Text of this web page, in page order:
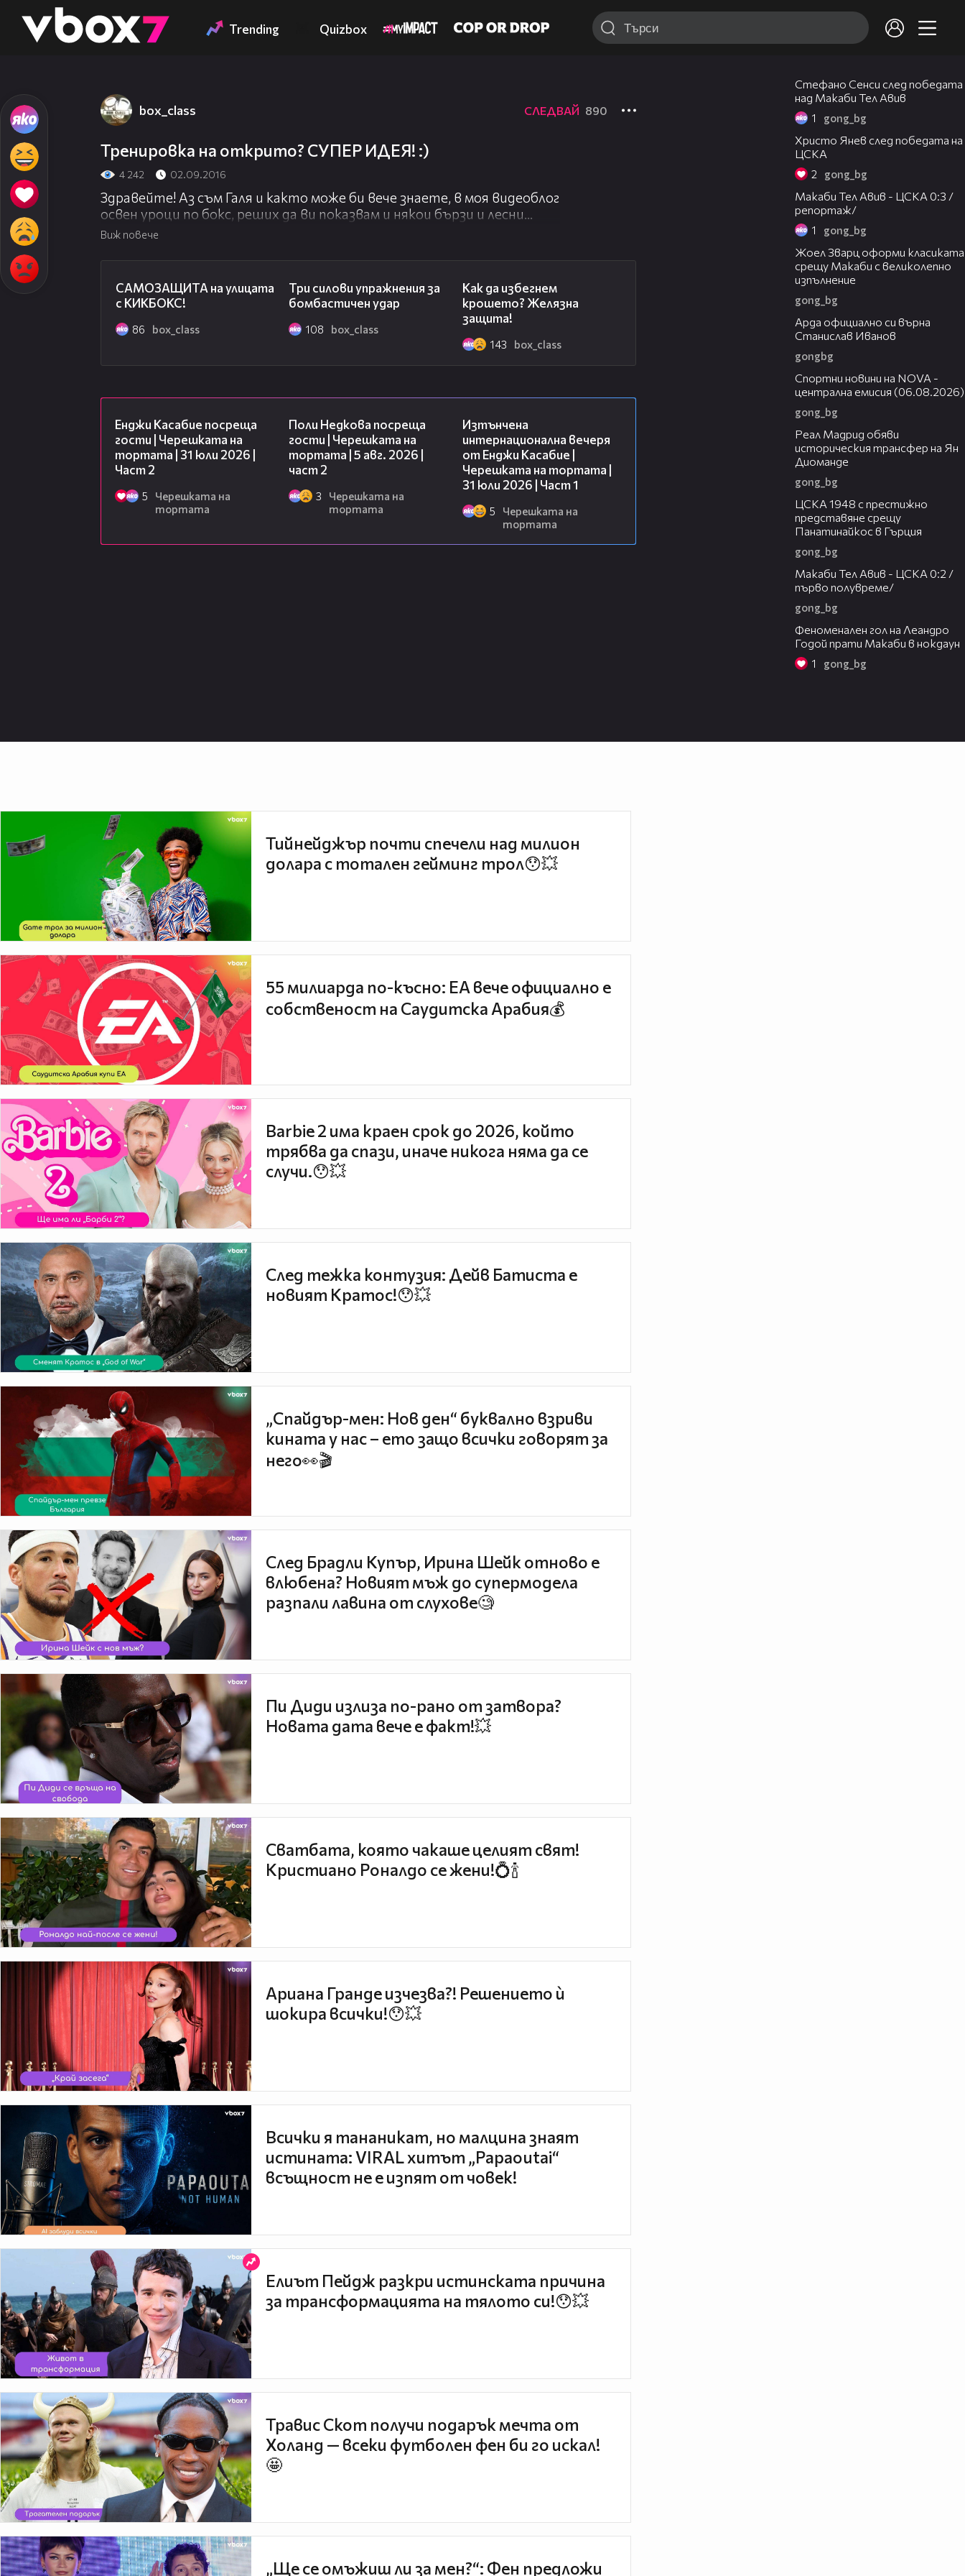
👾 Trending Quizbox
box_class СЛЕДВАЙ 890
Тренировка на открито? СУПЕР ИДЕЯ! :)
4 242 02.09.2016
Здравейте! Аз съм Галя и както може би вече знаете, в моя видеоблог
освен уроци по бокс, реших да ви показвам и някои бързи и лесни
"трикчета", с които бързо ще влезете във форма! Днес ще ви покажа
открито.
Надявам се да ви е интересно и полезно! Очаквайте ново sporthacks
видео всеки петък! Приятно гледане! :)
https://www.facebook.com/boxclassofficial/
Виж повече
САМОЗАЩИТА на улицата
с КИКБОКС!
86 box_class
Три силови упражнения за
бомбастичен удар
108 box_class
Как да избегнем
крошето? Желязна
защита!
143 box_class
Енджи Касабие посреща
гости | Черешката на
тортата | 31 юли 2026 |
Част 2
5
Черешката на
тортата
Поли Недкова посреща
гости | Черешката на
тортата | 5 авг. 2026 |
част 2
3
Черешката на
тортата
Изтънчена
интернационална вечеря
от Енджи Касабие |
Черешката на тортата |
31 юли 2026 | Част 1
5
Черешката на
тортата
Стефано Сенси след победата
над Макаби Тел Авив
1 gong_bg
Христо Янев след победата на
ЦСКА
2 gong_bg
Макаби Тел Авив - ЦСКА 0:3 /
репортаж/
1 gong_bg
Жоел Зварц оформи класиката
срещу Макаби с великолепно
изпълнение
gong_bg
Арда официално си върна
Станислав Иванов
gongbg
Спортни новини на NOVA -
централна емисия (06.08.2026)
gong_bg
Реал Мадрид обяви
историческия трансфер на Ян
Диоманде
gong_bg
ЦСКА 1948 с престижно
представяне срещу
Панатинайкос в Гърция
gong_bg
Макаби Тел Авив - ЦСКА 0:2 /
първо полувреме/
gong_bg
Феноменален гол на Леандро
Годой прати Макаби в нокдаун
1 gong_bg
Тийнейджър почти спечели над милион
долара с тотален гейминг трол😯💥
55 милиарда по-късно: EA вече официално е
собственост на Саудитска Арабия💰
Barbie 2 има краен срок до 2026, който
трябва да спази, иначе никога няма да се
случи.😯💥
След тежка контузия: Дейв Батиста е
новият Кратос!😯💥
„Спайдър-мен: Нов ден“ буквално взриви
кината у нас – ето защо всички говорят за
него👀🎬
След Брадли Купър, Ирина Шейк отново е
влюбена? Новият мъж до супермодела
разпали лавина от слухове🧐
Пи Диди излиза по-рано от затвора?
Новата дата вече е факт!💥
Сватбата, която чакаше целият свят!
Кристиано Роналдо се жени!💍🍾
Ариана Гранде изчезва?! Решението ѝ
шокира всички!😯💥
Всички я тананикат, но малцина знаят
истината: VIRAL хитът „Papaoutai“
всъщност не е изпят от човек!
Елиът Пейдж разкри истинската причина
за трансформацията на тялото си!😯💥
Травис Скот получи подарък мечта от
Холанд — всеки футболен фен би го искал!
🤩
„Ще се омъжиш ли за мен?“: Фен предложи